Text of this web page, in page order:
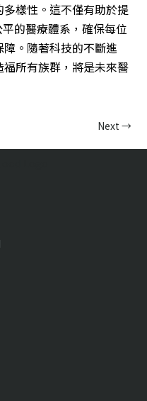
樣性。這不僅有助於提
的醫療體系，確保每位
。隨著科技的不斷進
所有族群，將是未來醫
Next →